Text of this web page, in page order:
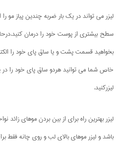
لیزر می تواند در یک بار ضربه چندین پیاز مو را
سطح بیشتری از پوست خود را درمان
بخواهید قسمت پشت و یا ساق پای خود را
لیزرکنید.
لیزر بهترین راه برای از بین بردن موهای زائد
باشد و لیزر موهای بالای لب و روی چانه فقط